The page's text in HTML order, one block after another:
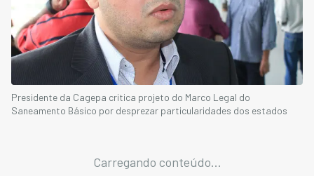
Presidente da Cagepa critica projeto do Marco Legal do
Saneamento Básico por desprezar particularidades dos estados
Carregando conteúdo...